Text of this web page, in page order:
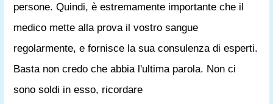
persone. Quindi, è estremamente importante che il
medico mette alla prova il vostro sangue
regolarmente, e fornisce la sua consulenza di esperti.
Basta non credo che abbia l'ultima parola. Non ci
sono soldi in esso, ricordare